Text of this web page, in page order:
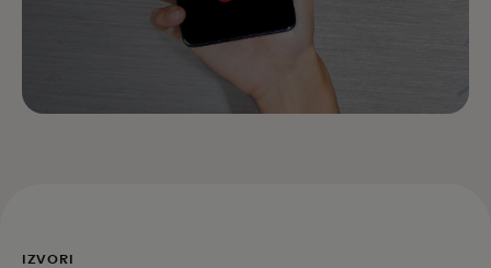
IZVORI